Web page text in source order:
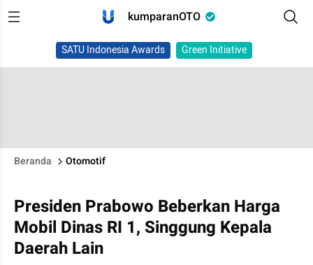
kumparanOTO
SATU Indonesia Awards Green Initiative
Beranda Otomotif
Presiden Prabowo Beberkan Harga
Mobil Dinas RI 1, Singgung Kepala
Daerah Lain